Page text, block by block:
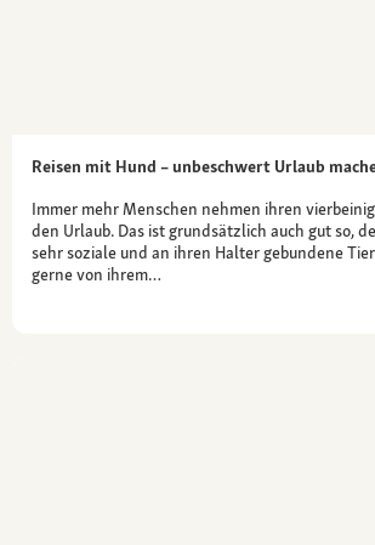
Reisen mit Hund – unbeschwert Urlaub
Immer mehr Menschen nehmen ihren
den Urlaub. Das ist grundsätzlich auch gut so,
sehr soziale und an ihren Halter gebundene
gerne von ihrem…